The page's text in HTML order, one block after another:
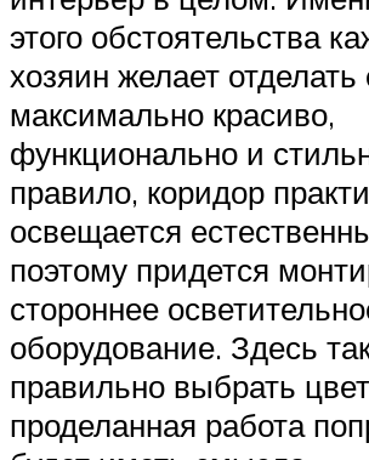
этого обстоятельства
хозяин желает отделать
максимально красиво,
функционально и
правило, коридор
освещается
поэтому придется
стороннее
оборудование. Здесь
правильно выбрать
проделанная работа